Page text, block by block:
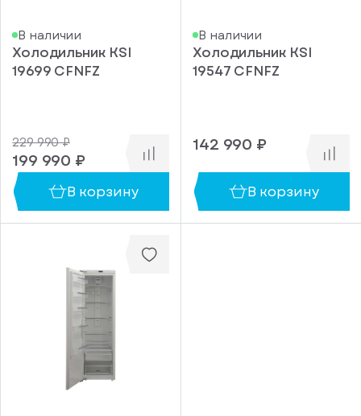
В наличии
Холодильник KSI
19699 CFNFZ
229 990 ₽
199 990 ₽
В корзину
В наличии
Холодильник KSI
19547 CFNFZ
142 990 ₽
В корзину